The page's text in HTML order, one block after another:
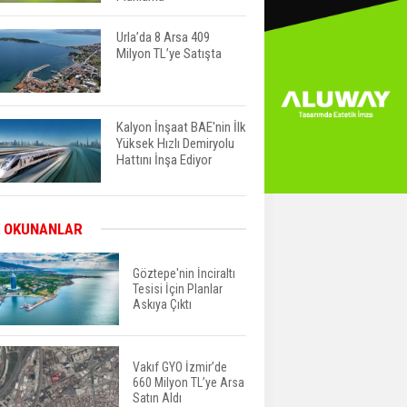
Urla’da 8 Arsa 409
Milyon TL’ye Satışta
Kalyon İnşaat BAE'nin İlk
Yüksek Hızlı Demiryolu
Hattını İnşa Ediyor
Yüksek Seviyesinde
TOKİ 51 İlde 540 Konut
ve İş Yerini Satışa
Sunuyor
Yatırımcıların Bina Tercihi
OKUNANLAR
Göztepe'nin İnciraltı
Tesisi İçin Planlar
Askıya Çıktı
Vakıf GYO İzmir’de
660 Milyon TL’ye Arsa
Satın Aldı